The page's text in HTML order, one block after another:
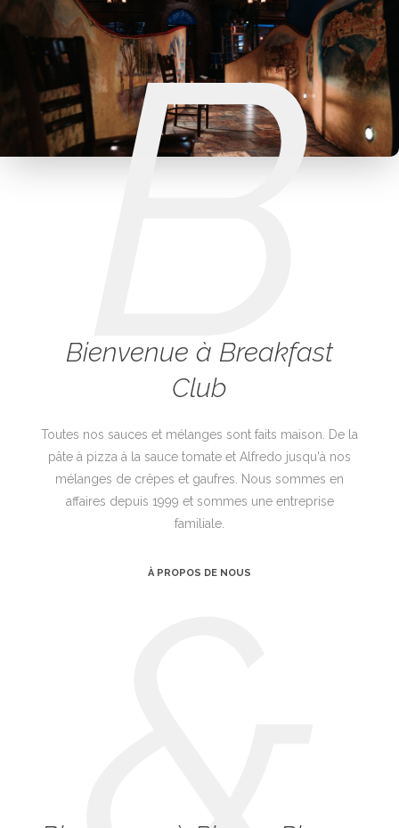
B
Bienvenue à Breakfast
Club
Toutes nos sauces et mélanges sont faits maison. De la
pâte à pizza à la sauce tomate et Alfredo jusqu'à nos
mélanges de crêpes et gaufres. Nous sommes en
affaires depuis 1999 et sommes une entreprise
familiale.
À PROPOS DE NOUS